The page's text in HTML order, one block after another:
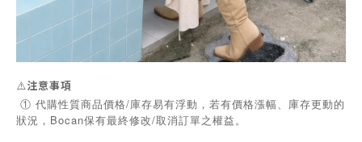
⚠️注意事項
① 代購性質商品價格/庫存易有浮動，若有價格漲幅、庫存更動的
狀況，Bocan保有最終修改/取消訂單之權益。